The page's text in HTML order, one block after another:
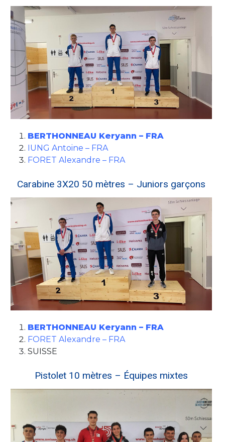
BERTHONNEAU Keryann – FRA
IUNG Antoine – FRA
FORET Alexandre – FRA
Carabine 3X20 50 mètres – Juniors garçons
BERTHONNEAU Keryann – FRA
FORET Alexandre – FRA
SUISSE
Pistolet 10 mètres – Équipes mixtes